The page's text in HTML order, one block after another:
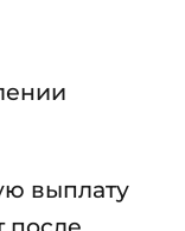
выплату